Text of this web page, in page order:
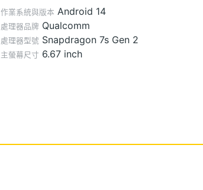
作業系統與版本 Android 14
處理器品牌 Qualcomm
處理器型號 Snapdragon 7s Gen 2
主螢幕尺寸 6.67 inch